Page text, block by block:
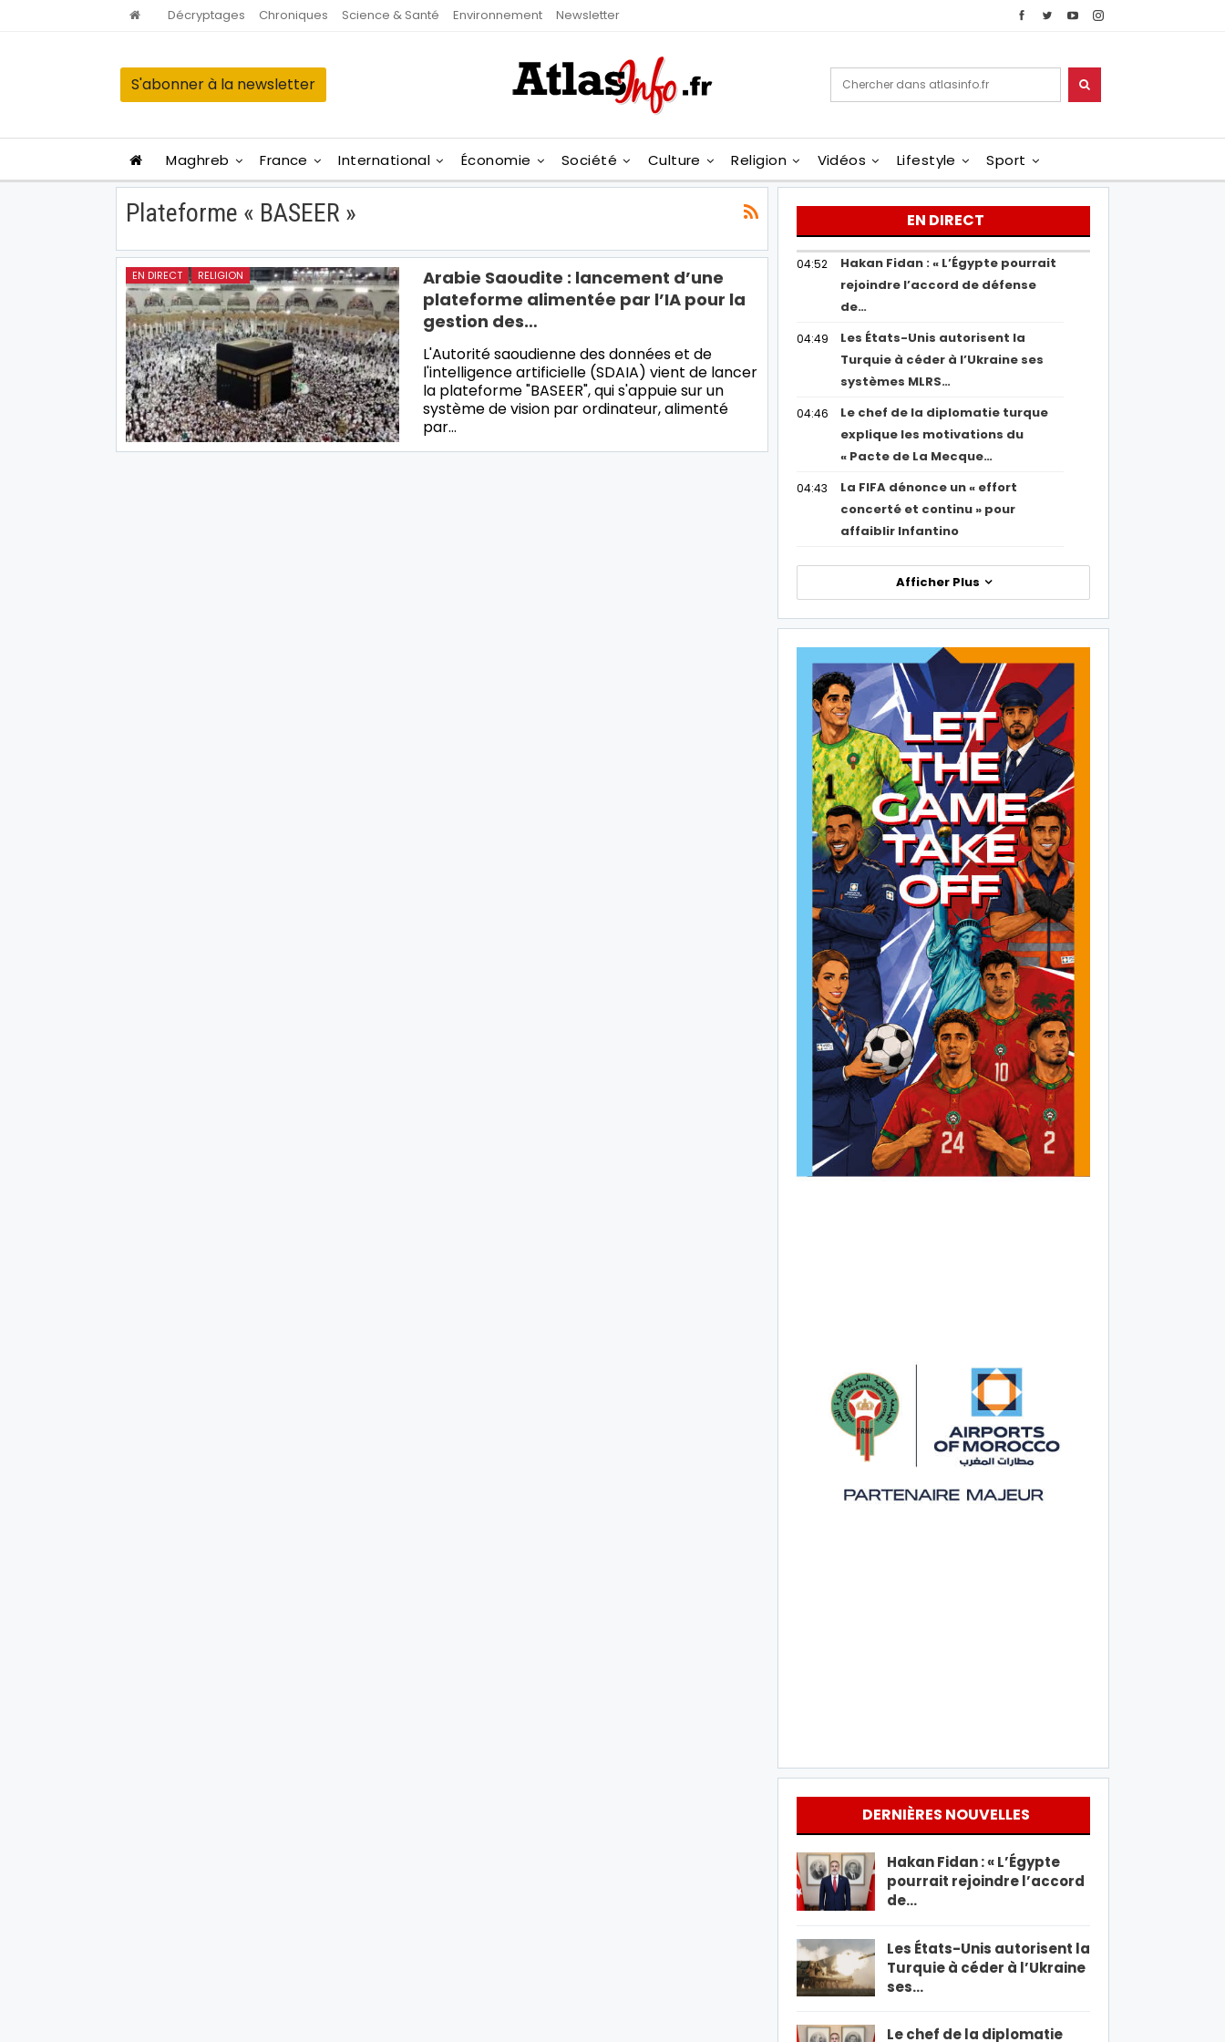
Décryptages Chroniques Science & Santé Environnement Newsletter
S'abonner à la newsletter
Maghreb France International Économie Société Culture Religion Vidéos Lifestyle Sport
Plateforme « BASEER »
EN DIRECT RELIGION
Arabie Saoudite : lancement d’une
plateforme alimentée par l’IA pour la
gestion des…
L'Autorité saoudienne des données et de
l'intelligence artificielle (SDAIA) vient de lancer
la plateforme "BASEER", qui s'appuie sur un
système de vision par ordinateur, alimenté
par…
EN DIRECT
04:52
Hakan Fidan : « L’Égypte pourrait
rejoindre l’accord de défense
de…
04:49
Les États-Unis autorisent la
Turquie à céder à l’Ukraine ses
systèmes MLRS…
04:46
Le chef de la diplomatie turque
explique les motivations du
« Pacte de La Mecque…
04:43
La FIFA dénonce un « effort
concerté et continu » pour
affaiblir Infantino
Afficher Plus
DERNIÈRES NOUVELLES
Hakan Fidan : « L’Égypte
pourrait rejoindre l’accord
de…
Les États-Unis autorisent la
Turquie à céder à l’Ukraine
ses…
Le chef de la diplomatie